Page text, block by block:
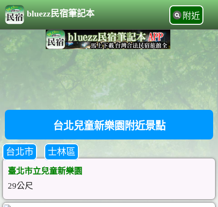
bluezz民宿筆記本 附近
台北兒童新樂園附近景點
台北市 士林區
臺北市立兒童新樂園
29公尺